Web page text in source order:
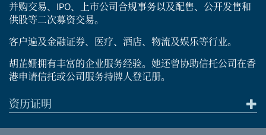
并购交易、IPO、上市公司合规事务以及配售、公开发售和
供股等二次募资交易。
客户遍及金融证券、医疗、酒店、物流及娱乐等行业。
胡芷姗拥有丰富的企业服务经验。她还曾协助信托公司在香
港申请信托或公司服务持牌人登记册。
资历证明